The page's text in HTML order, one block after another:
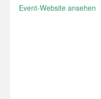
Event-Website ansehen